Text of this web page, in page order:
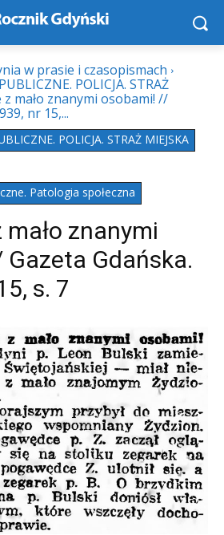
w prasie i czasopismach
POLICJA. STRAŻ
mało znanymi osobami! //
nr 15,...
POLICJA. STRAŻ MIEJSKA
Patologia społeczna
znanymi
Gdańska.
s. 7